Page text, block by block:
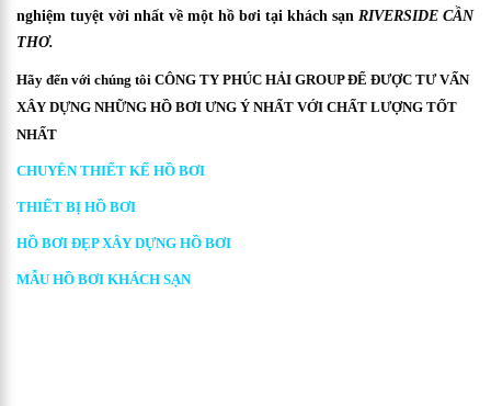
nghiệm tuyệt vời nhất về một hồ bơi tại khách sạn RIVERSIDE CẦN
THƠ.
Hãy đến với chúng tôi CÔNG TY PHÚC HẢI GROUP ĐỂ ĐƯỢC TƯ VẤN
XÂY DỰNG NHỮNG HỒ BƠI ƯNG Ý NHẤT VỚI CHẤT LƯỢNG TỐT
NHẤT
CHUYÊN THIẾT KẾ HỒ BƠI
THIẾT BỊ HỒ BƠI
HỒ BƠI ĐẸP XÂY DỰNG HỒ BƠI
MẪU HỒ BƠI KHÁCH SẠN